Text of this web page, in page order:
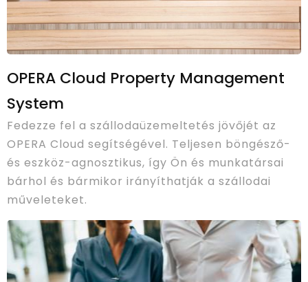
OPERA Cloud Property Management
System
Fedezze fel a szállodaüzemeltetés jövőjét az
OPERA Cloud segítségével. Teljesen böngésző-
és eszköz-agnosztikus, így Ön és munkatársai
bárhol és bármikor irányíthatják a szállodai
műveleteket.